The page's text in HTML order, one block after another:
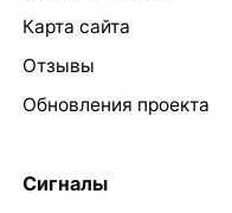
Карта сайта
Отзывы
Обновления проекта
Сигналы